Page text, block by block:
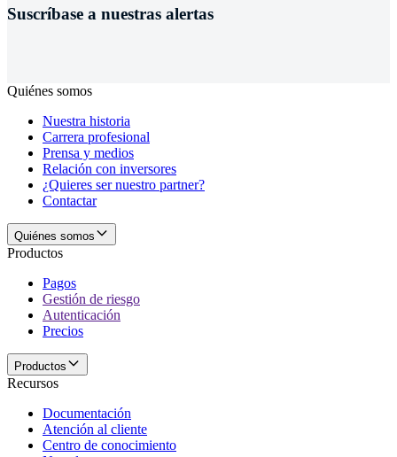
Suscríbase a nuestras alertas
Quiénes somos
Nuestra historia
Carrera profesional
Prensa y medios
Relación con inversores
¿Quieres ser nuestro partner?
Contactar
Quiénes somos
Productos
Pagos
Gestión de riesgo
Autenticación
Precios
Productos
Recursos
Documentación
Atención al cliente
Centro de conocimiento